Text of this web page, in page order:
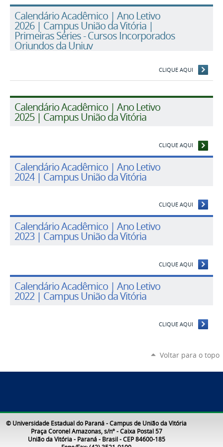
Calendário Acadêmico | Ano Letivo
2026 | Campus União da Vitória |
Primeiras Séries - Cursos Incorporados
Oriundos da Uniuv
CLIQUE AQUI
Calendário Acadêmico | Ano Letivo
2025 | Campus União da Vitória
CLIQUE AQUI
Calendário Acadêmico | Ano Letivo
2024 | Campus União da Vitória
CLIQUE AQUI
Calendário Acadêmico | Ano Letivo
2023 | Campus União da Vitória
CLIQUE AQUI
Calendário Acadêmico | Ano Letivo
2022 | Campus União da Vitória
CLIQUE AQUI
Voltar para o topo
© Universidade Estadual do Paraná - Campus de União da Vitória
Praça Coronel Amazonas, s/nº - Caixa Postal 57
União da Vitória - Paraná - Brasil - CEP 84600-185